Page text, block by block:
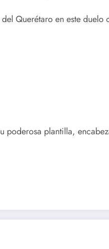
Querétaro en este duelo
poderosa plantilla,